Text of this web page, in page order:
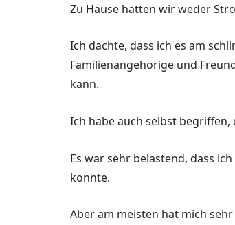
Zu Hause hatten wir weder
Ich dachte, dass ich es am
Familienangehörige und
kann.
Ich habe auch selbst
Es war sehr belastend, dass
konnte.
Aber am meisten hat mich